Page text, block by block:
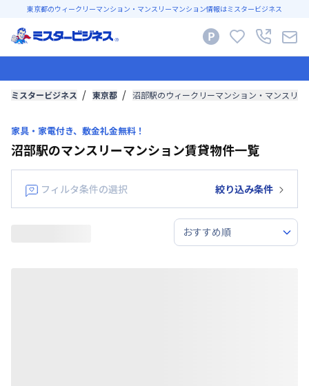
東京都のウィークリーマンション・マンスリーマンション情報はミスタービジネス
ミスタービジネス 東京都 沼部駅のウィークリーマンション・マンスリ
家具・家電付き、敷金礼金無料！
沼部駅のマンスリーマンション賃貸物件一覧
フィルタ条件の選択 絞り込み条件